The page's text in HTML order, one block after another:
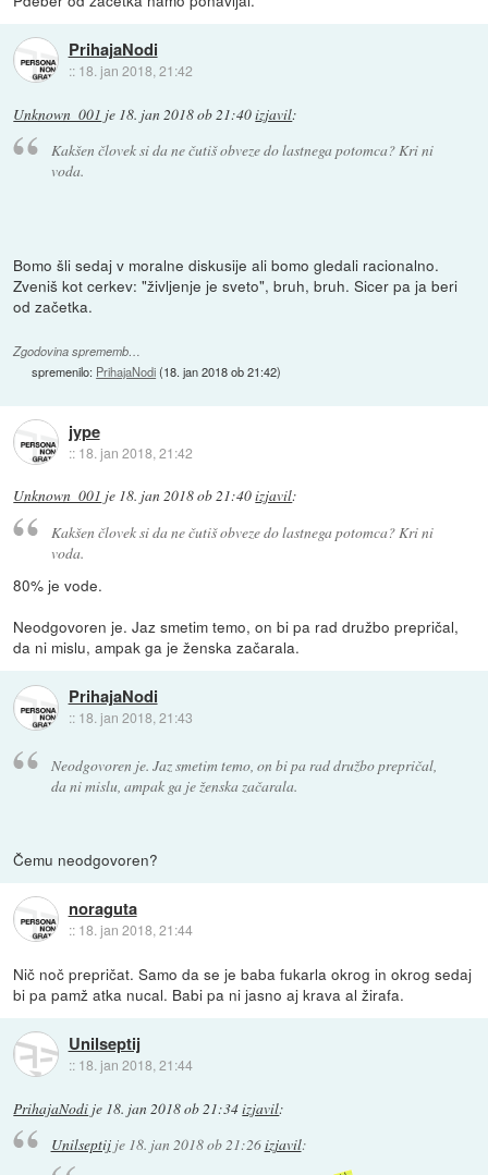
PrihajaNodi
:: 18. jan 2018, 21:42
Unknown_001 je 18. jan 2018 ob 21:40izjavil:
Kakšen človek si da ne čutiš obveze do lastnega potomca? Kri ni
voda.
Bomo šli sedaj v moralne diskusije ali bomo gledali racionalno.
Zveniš kot cerkev: "življenje je sveto", bruh, bruh. Sicer pa ja beri
od začetka.
Zgodovina sprememb…
spremenilo: PrihajaNodi(18. jan 2018 ob 21:42)
jype
:: 18. jan 2018, 21:42
Unknown_001 je 18. jan 2018 ob 21:40izjavil:
Kakšen človek si da ne čutiš obveze do lastnega potomca? Kri ni
voda.
80% je vode.
Neodgovoren je. Jaz smetim temo, on bi pa rad družbo prepričal,
da ni mislu, ampak ga je ženska začarala.
PrihajaNodi
:: 18. jan 2018, 21:43
Neodgovoren je. Jaz smetim temo, on bi pa rad družbo prepričal,
da ni mislu, ampak ga je ženska začarala.
Čemu neodgovoren?
noraguta
:: 18. jan 2018, 21:44
Nič noč prepričat. Samo da se je baba fukarla okrog in okrog sedaj
bi pa pamž atka nucal. Babi pa ni jasno aj krava al žirafa.
Unilseptij
:: 18. jan 2018, 21:44
PrihajaNodi je 18. jan 2018 ob 21:34izjavil:
Unilseptijje 18. jan 2018 ob 21:26izjavil: